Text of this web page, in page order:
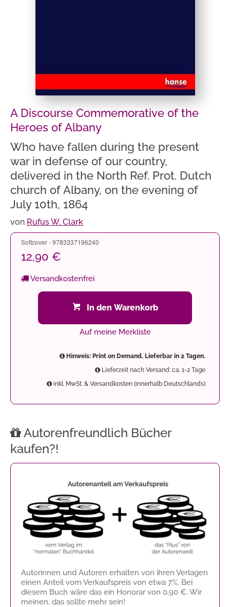
A Discourse Commemorative of the
Heroes of Albany
Who have fallen during the present
war in defense of our country,
delivered in the North Ref. Prot. Dutch
church of Albany, on the evening of
July 10th, 1864
von Rufus W. Clark
Softcover - 9783337196240
12,90 €
Versandkostenfrei
In den Warenkorb
Auf meine Merkliste
Hinweis: Print on Demand. Lieferbar in 2 Tagen.
Lieferzeit nach Versand: ca. 1-2 Tage
inkl. MwSt. & Versandkosten (innerhalb Deutschlands)
Autorenfreundlich Bücher
kaufen?!
Autorinnen und Autoren erhalten von ihren Verlagen
einen Anteil vom Verkaufspreis von etwa 7%. Bei
diesem Buch wäre das ein Honorar von 0,90 €. Wir
meinen, das sollte mehr sein!